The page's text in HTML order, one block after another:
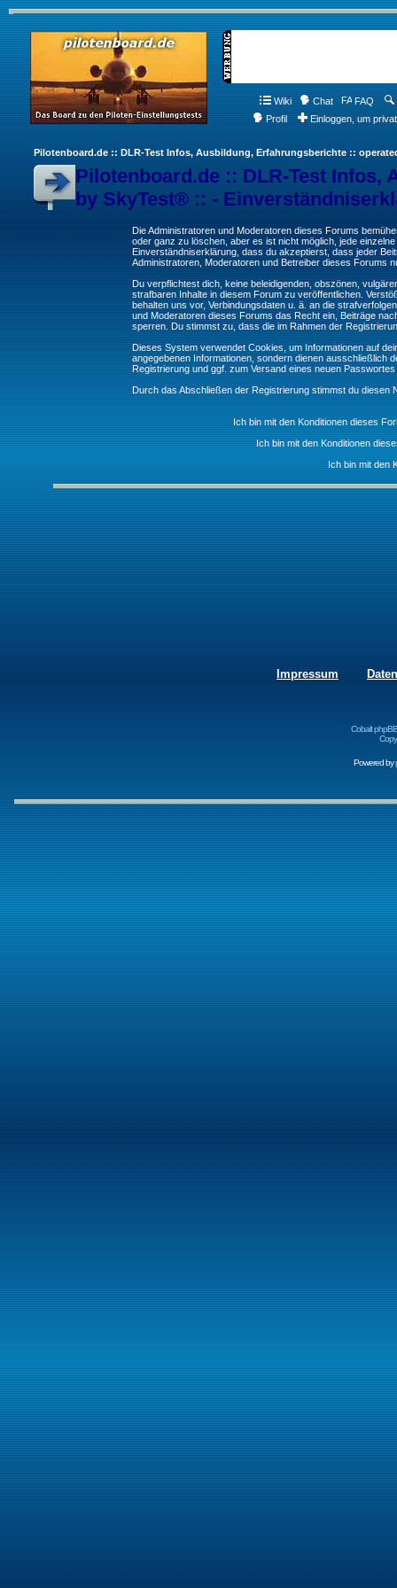
Wiki Chat FAQ
Profil
Einloggen, um
Pilotenboard.de :: DLR-Test Infos, Ausbildung, Erfahrungsberichte ::
Pilotenboard.de :: DLR-Test
by SkyTest® :: -
Die Administratoren und Moderatoren dieses Forums
oder ganz zu löschen, aber es ist nicht möglich, jede
Einverständniserklärung, dass du akzeptierst, dass jeder
Administratoren, Moderatoren und Betreiber dieses Forums
Du verpflichtest dich, keine beleidigenden, obszönen,
strafbaren Inhalte in diesem Forum zu veröffentlichen.
behalten uns vor, Verbindungsdaten u. ä. an die
und Moderatoren dieses Forums das Recht ein, Beiträge
sperren. Du stimmst zu, dass die im Rahmen der
Dieses System verwendet Cookies, um Informationen auf
angegebenen Informationen, sondern dienen ausschließlich
Registrierung und ggf. zum Versand eines neuen
Durch das Abschließen der Registrierung stimmst du diesen
Ich bin mit den Konditionen dieses
Ich bin mit den Konditionen
Ich bin mit den
Impressum
Cobalt
Powered by